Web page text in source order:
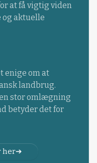
at få vigtig viden
og aktuelle
enige om at
landbrug.
stor omlægning
betyder det for
her